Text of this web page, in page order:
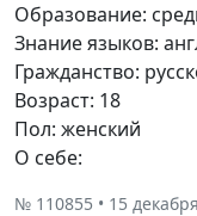
Образование:
Знание языков:
Гражданство:
Возраст: 18
Пол: женский
О себе:
№ 110855 • 15